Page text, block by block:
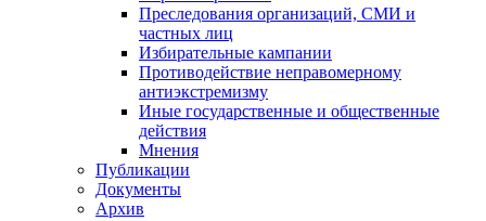
Преследования организаций, СМИ и
частных лиц
Избирательные кампании
Противодействие неправомерному
антиэкстремизму
Иные государственные и общественные
действия
Мнения
Публикации
Документы
Архив